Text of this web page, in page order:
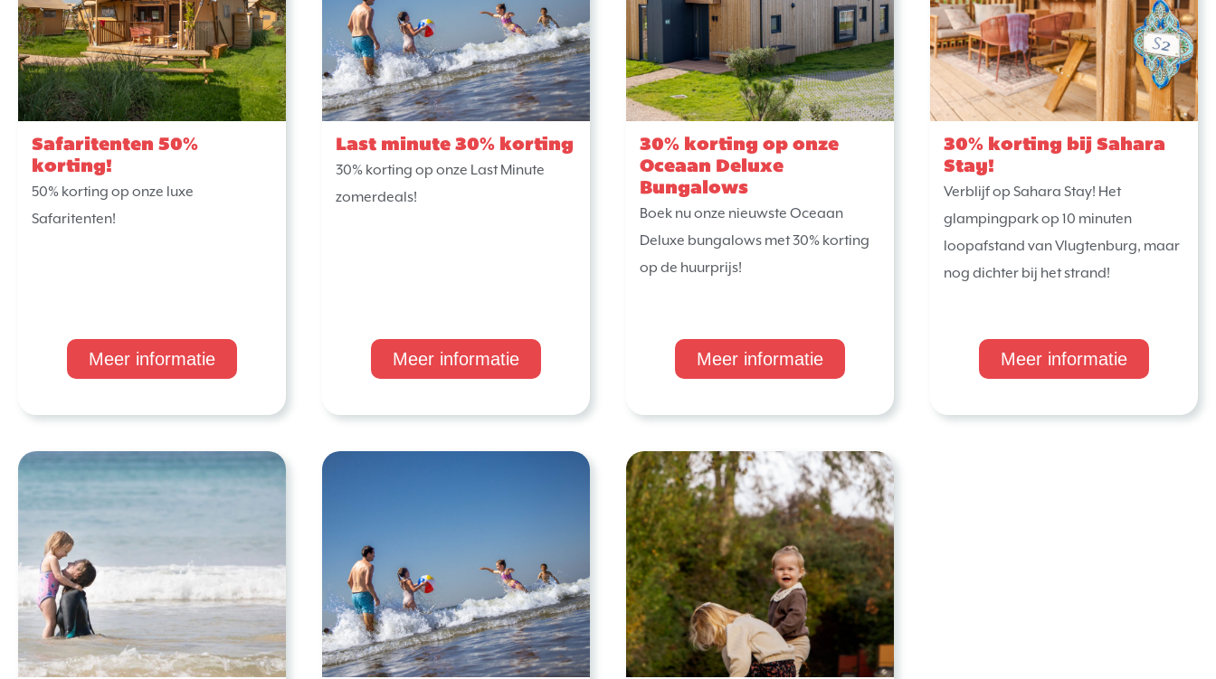
Safaritenten 50%
korting!
50% korting op onze luxe
Safaritenten!
Meer informatie
Last minute 30% korting
30% korting op onze Last Minute
zomerdeals!
Meer informatie
30% korting op onze
Oceaan Deluxe
Bungalows
Boek nu onze nieuwste Oceaan
Deluxe bungalows met 30% korting
op de huurprijs!
Meer informatie
30% korting bij Sahara
Stay!
Verblijf op Sahara Stay! Het
glampingpark op 10 minuten
loopafstand van Vlugtenburg, maar
nog dichter bij het strand!
Meer informatie